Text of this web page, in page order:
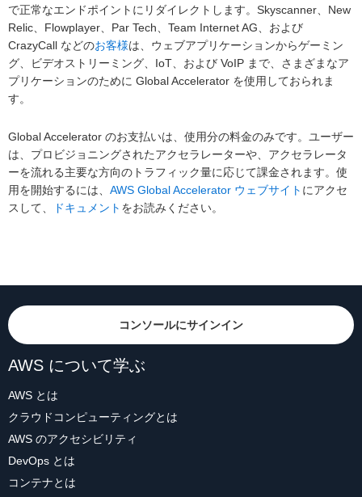
で正常なエンドポイントにリダイレクトします。Skyscanner、New
Relic、Flowplayer、Par Tech、Team Internet AG、および
CrazyCall などのお客様は、ウェブアプリケーションからゲーミン
グ、ビデオストリーミング、IoT、および VoIP まで、さまざまなア
プリケーションのために Global Accelerator を使用しておられま
す。
Global Accelerator のお支払いは、使用分の料金のみです。ユーザー
は、プロビジョニングされたアクセラレーターや、アクセラレータ
ーを流れる主要な方向のトラフィック量に応じて課金されます。使
用を開始するには、 AWS Global Accelerator ウェブサイト にアクセ
スして、
ドキュメント をお読みください。
コンソールにサインイン
AWS について学ぶ
AWS とは
クラウドコンピューティングとは
AWS のアクセシビリティ
DevOps とは
コンテナとは